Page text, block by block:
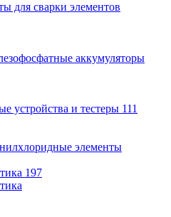
для сварки элементов
аккумуляторы
устройства и тестеры 111
элементы
197